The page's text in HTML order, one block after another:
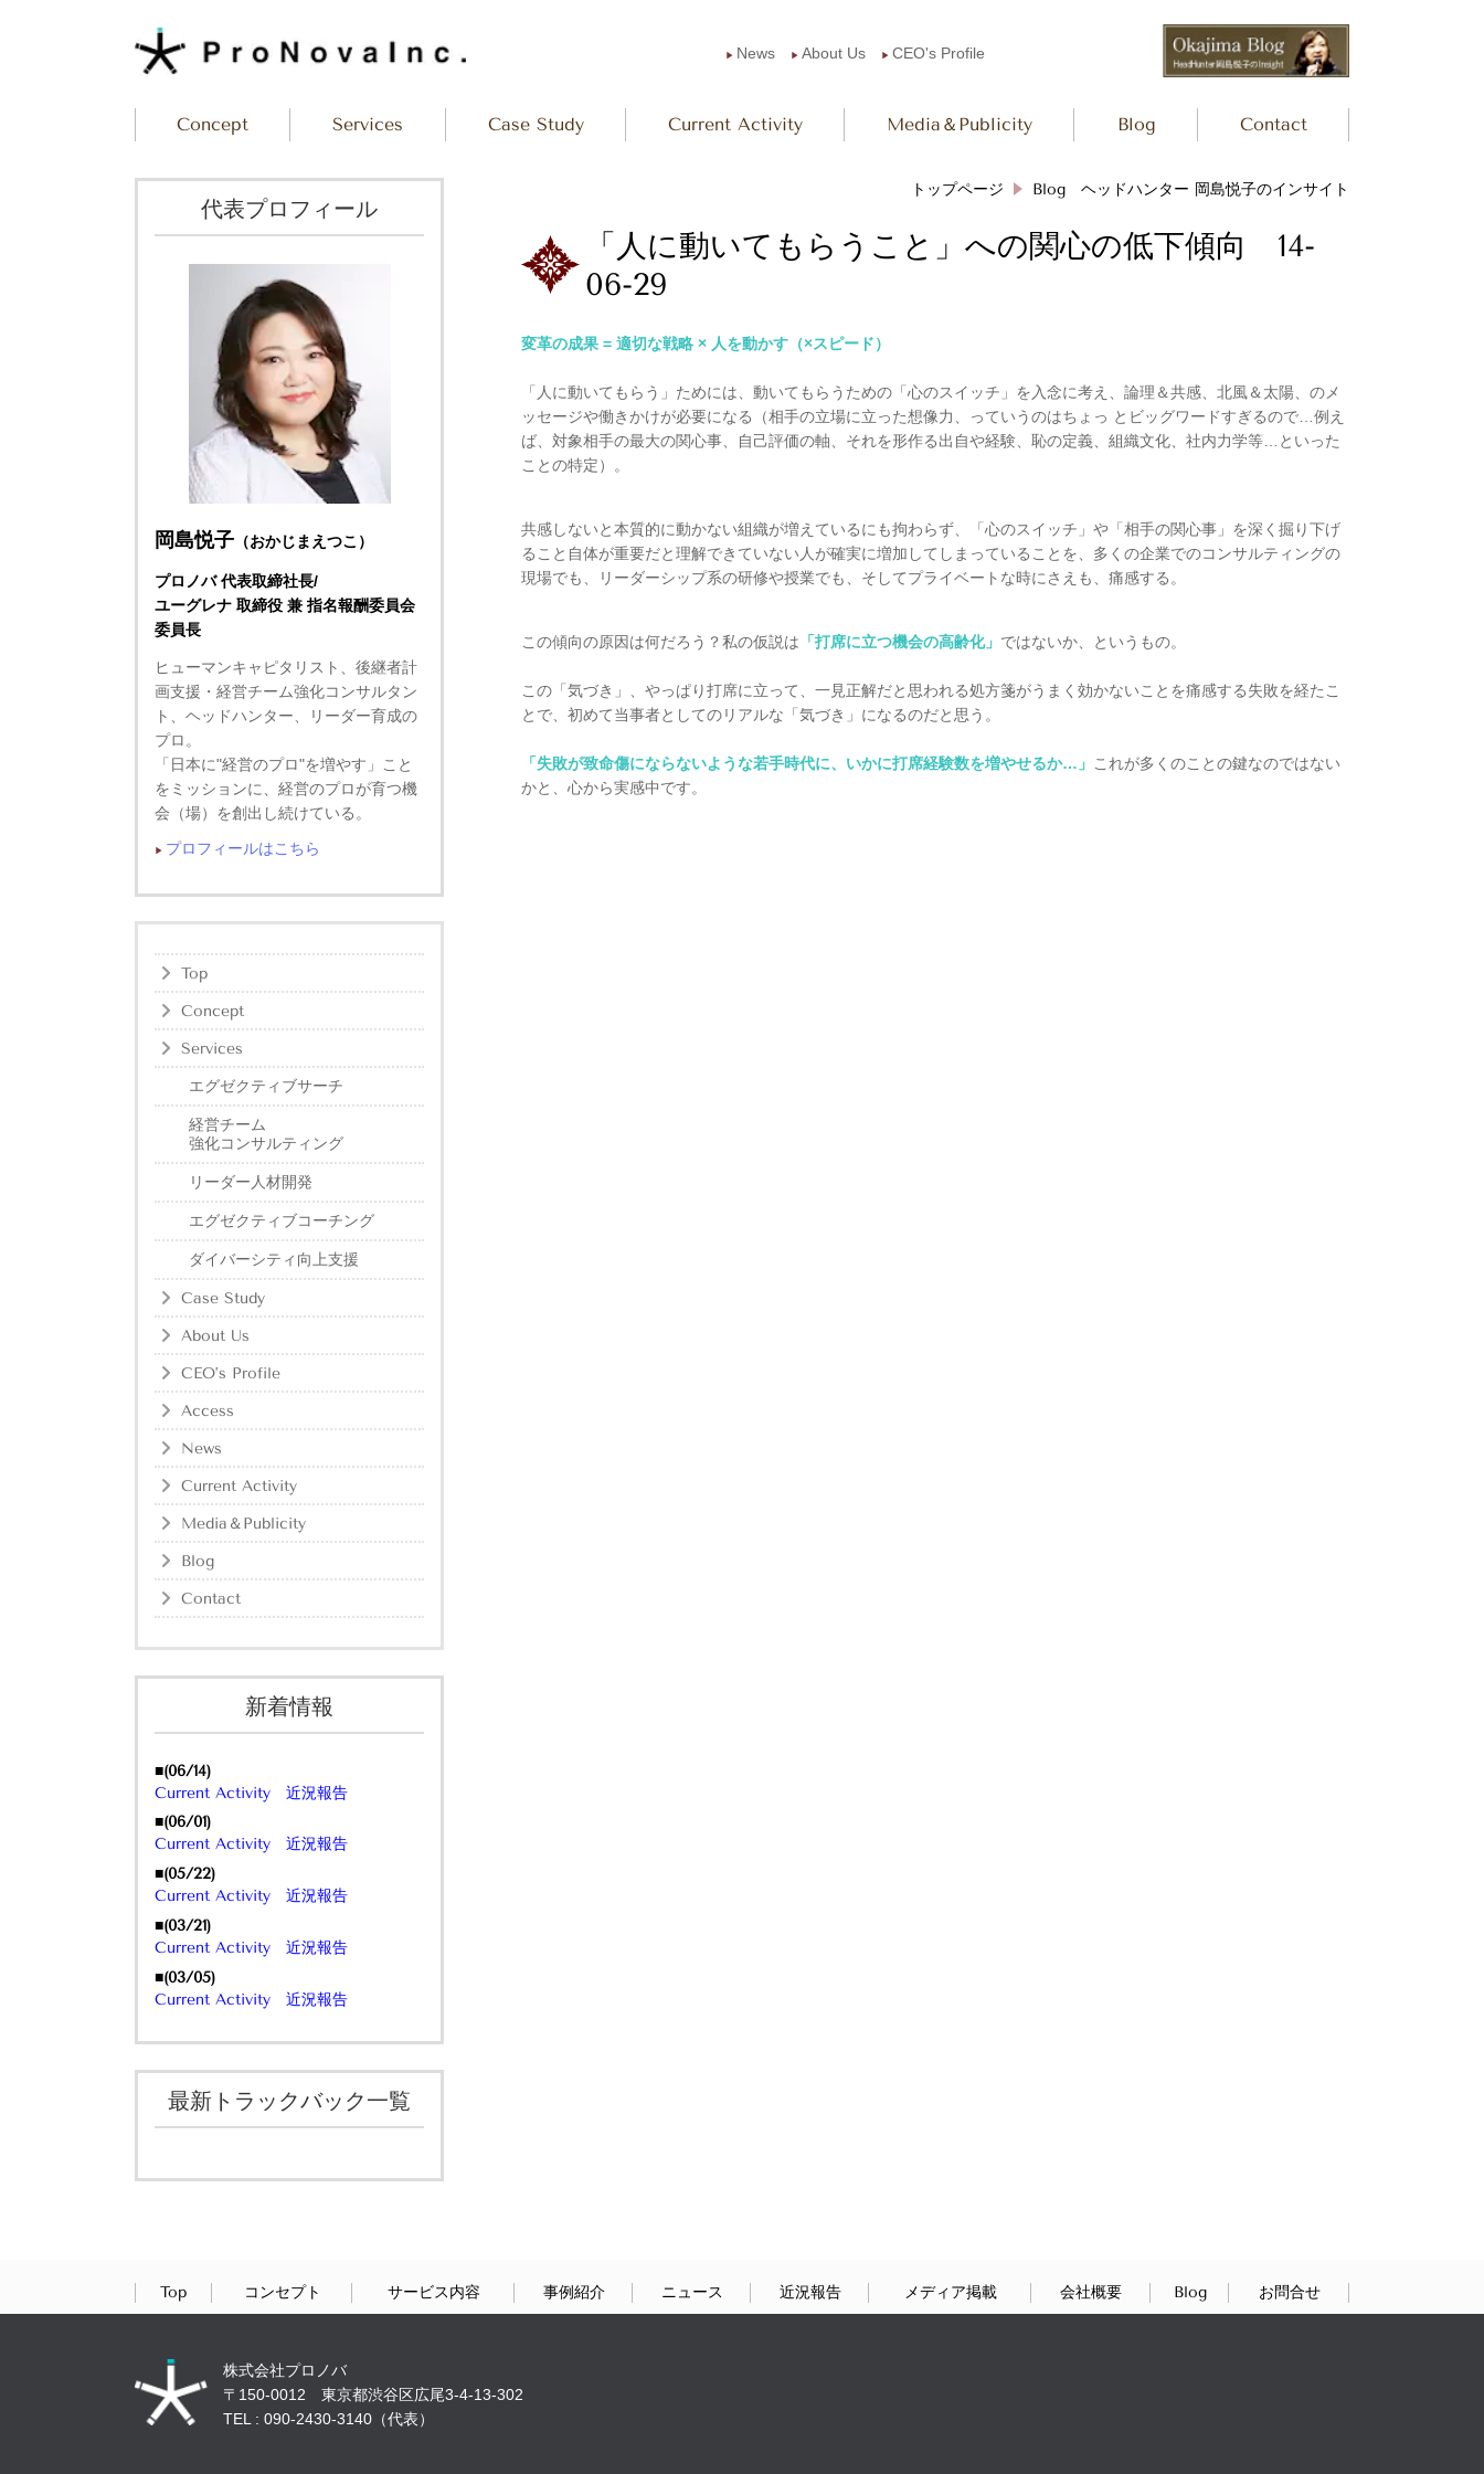
▶︎ News ▶︎ About Us ▶︎ CEO's Profile
Concept Services Case Study Current Activity Media＆Publicity Blog Contact
トップページ Blog ヘッドハンター 岡島悦子のインサイト
「人に動いてもらうこと」への関心の低下傾向 14-
06-29
変革の成果 = 適切な戦略 × 人を動かす（×スピード）
「人に動いてもらう」ためには、動いてもらうための「心のスイッチ」を入念に考え、論理＆共感、北風＆太陽、のメ
ッセージや働きかけが必要になる（相手の立場に立った想像力、 っていうのはちょっ とビッグワードすぎるので…例え
ば、対象相手の最大の関心事、自己評価の軸、それを形作る出自や経験、恥の定義、組織文化、社内力学等…といった
ことの特定）。
共感しないと本質的に動かない組織が増えているにも拘わらず、「心のスイッチ」や「相手の関心事」を深く掘り下げ
ること自体が重要だと理解できていない人が確実に増加してしまっていることを 、多くの企業でのコンサルティングの
現場でも、リーダーシップ系の研修や授業でも
、そしてプライベートな時にさえも、痛感する。
この傾向の原因は何だろう？私の仮説は 「打席に立つ機会の高齢化」 ではないか、と いうもの。
この「気づき」、やっぱり打席に立って、一見正解だと思われる処方箋がうまく効かないことを痛感する失敗を経たこ
とで、初めて当事者としてのリアルな「気づき」になるのだと思う。
「失敗が致命傷にならないような若手時代に、いかに打席経験数を増やせるか…」 これが多くのことの鍵なのではない
かと、心から実感中です。
代表プロフィール
岡島悦子 （おかじまえつこ）
プロノバ 代表取締社長/
ユーグレナ 取締役 兼 指名報酬委員会
委員長
ヒューマンキャピタリスト、後継者計
画支援・経営チーム強化コンサルタン
ト、ヘッドハンター、リーダー育成の
プロ。
「日本に"経営のプロ"を増やす」こと
をミッションに、経営のプロが育つ機
会（場）を創出し続けている。
▶︎ プロフィールはこちら
Top
Concept
Services
エグゼクティブサーチ
経営チーム
強化コンサルティング
リーダー人材開発
エグゼクティブコーチング
ダイバーシティ向上支援
Case Study
About Us
CEO’s Profile
Access
News
Current Activity
Media＆Publicity
Blog
Contact
新着情報
■(06/14)
Current Activity 近況報告
■(06/01)
Current Activity 近況報告
■(05/22)
Current Activity 近況報告
■(03/21)
Current Activity 近況報告
■(03/05)
Current Activity 近況報告
最新トラックバック一覧
Top コンセプト サービス内容 事例紹介 ニュース 近況報告 メディア掲載 会社概要 Blog お問合せ
株式会社プロノバ
〒150-0012 東京都渋谷区広尾3-4-13-302
TEL : 090-2430-3140（代表）